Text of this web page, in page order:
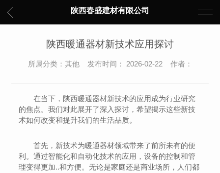
陕西春盛建材有限公司
陕西暖通器材新技术应用探讨
所属分类：其他 发布时间： 2026-02-22 作者：
在当下，陕西暖通器材新技术的应用成为行业研究
的焦点。我们对此展开了深入探讨，希望揭示这些新技
术如何改变和提升我们的生活品质。
首先，新技术为暖通器材领域带来了前所未有的便
利。通过智能化和自动化技术的应用，设备的控制和管
理变得更加..和方便。无论是家庭还是商业场所，人们都